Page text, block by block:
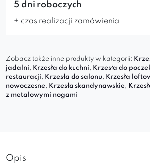
5 dni roboczych
+ czas realizacji zamówienia
Zobacz także inne produkty w kategorii:
jadalni, Krzesła do kuchni, Krzesła do
restauracji, Krzesła do salonu, Krzesła
nowoczesne, Krzesła skandynawskie,
z metalowymi nogami
Opis